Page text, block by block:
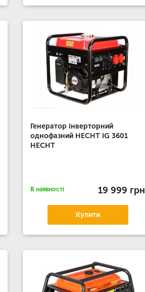
Генератор інверторний
однофазний HECHT IG 3601
HECHT
В наявності 19 999 грн
Купити